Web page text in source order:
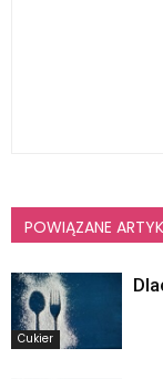
POWIĄZANE
Cukier